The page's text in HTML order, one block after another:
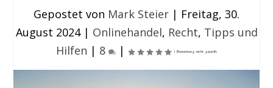
Gepostet von Mark Steier | Freitag, 30.
August 2024| Onlinehandel, Recht, Tipps und
Hilfen | 8 |